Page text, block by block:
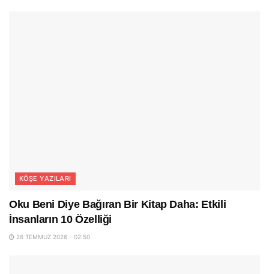
KÖŞE YAZILARI
Oku Beni Diye Bağıran Bir Kitap Daha: Etkili
İnsanların 10 Özelliği
26 TEMMUZ 2026 - 02:50